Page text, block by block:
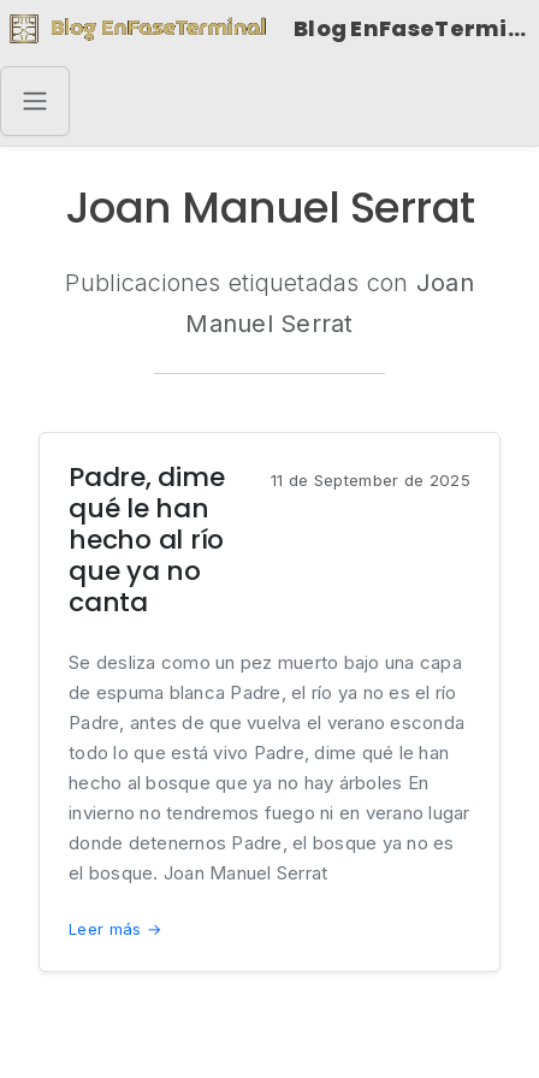
Blog EnFaseTerminal
Joan Manuel Serrat
Publicaciones etiquetadas con Joan
Manuel Serrat
Padre, dime
qué le han
hecho al río
que ya no
canta
11 de September de 2025
Se desliza como un pez muerto bajo una capa
de espuma blanca Padre, el río ya no es el río
Padre, antes de que vuelva el verano esconda
todo lo que está vivo Padre, dime qué le han
hecho al bosque que ya no hay árboles En
invierno no tendremos fuego ni en verano lugar
donde detenernos Padre, el bosque ya no es
el bosque. Joan Manuel Serrat
Leer más →